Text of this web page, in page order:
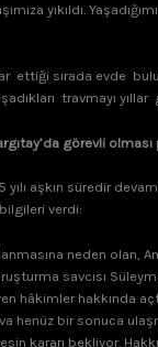
yıkıldı.
ettiği sırada evde
travmayı
görevli
yılı aşkın süredir
verdi:
neden olan,
savcısı
hâkimler hakkında
henüz bir sonuca
kararı bekliyor.